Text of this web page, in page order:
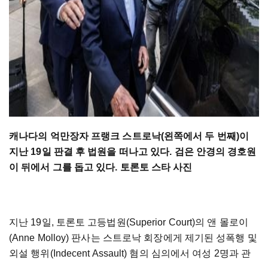
캐나다의 억만장자 프랭크 스트로낙(왼쪽에서 두 번째)이
지난19일 판결 후 법원을 떠나고 있다. 검은 안경의 경호원
이
뒤에서 그를 돕고 있다. 토론토 스타 사진
지난 19일, 토론토 고등법원(Superior Court)의 앤 몰로이
(Anne Molloy) 판사는 스트로낙 회장에게 제기된 성폭행 및
외설 행위(Indecent Assault) 혐의 심의에서 여성 2명과 관